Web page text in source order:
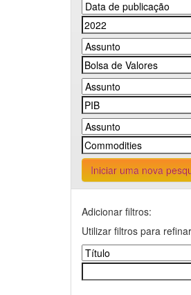
Iniciar uma nova
Adicionar filtros:
Utilizar filtros para